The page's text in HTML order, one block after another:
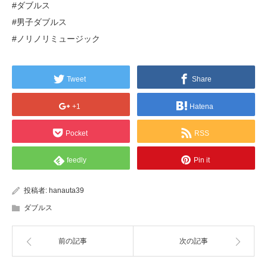
#ダブルス
#男子ダブルス
#ノリノリミュージック
Tweet Share
+1 Hatena
Pocket RSS
feedly Pin it
投稿者: hanauta39
ダブルス
前の記事 次の記事